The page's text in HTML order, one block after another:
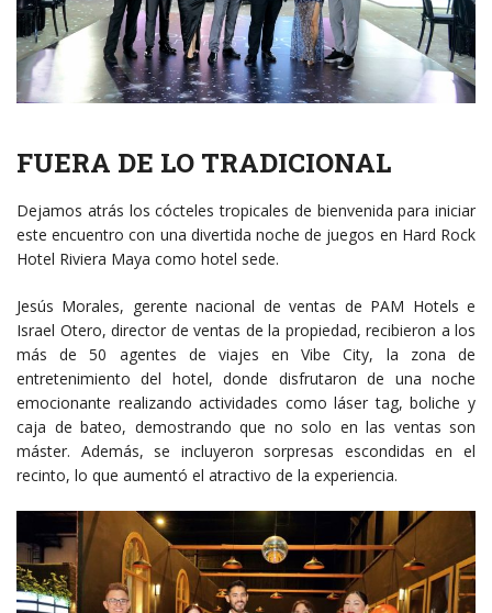
FUERA DE LO TRADICIONAL
Dejamos atrás los cócteles tropicales de bienvenida para iniciar
este encuentro con una divertida noche de juegos en Hard Rock
Hotel Riviera Maya como hotel sede.
Jesús Morales, gerente nacional de ventas de PAM Hotels e
Israel Otero, director de ventas de la propiedad, recibieron a los
más de 50 agentes de viajes en Vibe City, la zona de
entretenimiento del hotel, donde disfrutaron de una noche
emocionante realizando actividades como láser tag, boliche y
caja de bateo, demostrando que no solo en las ventas son
máster. Además, se incluyeron sorpresas escondidas en el
recinto, lo que aumentó el atractivo de la experiencia.